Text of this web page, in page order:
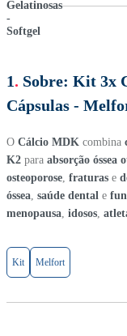
1. Sobre: Kit 3x
Cápsulas -
O Cálcio MDK combina
K2 para absorção óssea
osteoporose fraturas e
óssea saúde dental e
menopausa idosos
Kit Melfort